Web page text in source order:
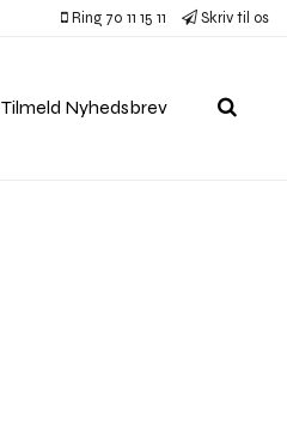
Ring 70 11 15 11 Skriv til os
Tilmeld Nyhedsbrev